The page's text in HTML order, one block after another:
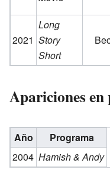
2021
Long
Story
Short
Apariciones
Año
Programa
2004 Hamish & Andy